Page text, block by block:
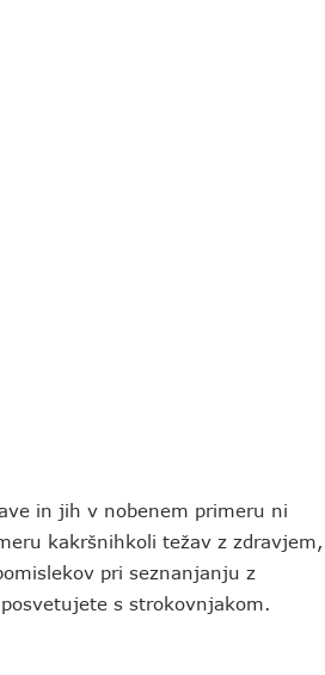
in jih v nobenem primeru ni
kakršnihkoli težav z zdravjem,
pri seznanjanju z
s strokovnjakom.